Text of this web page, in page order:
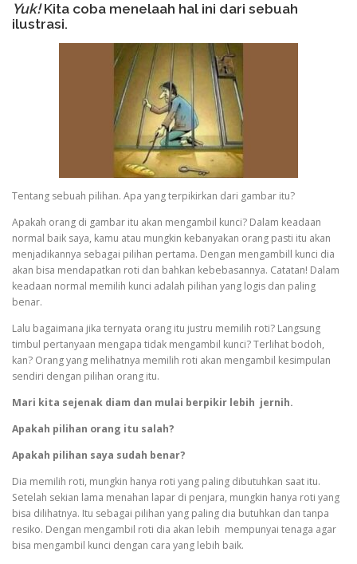
Yuk!Kita coba menelaah hal ini dari sebuah
ilustrasi.
Tentang sebuah pilihan. Apa yang terpikirkan dari gambar itu?
Apakah orang di gambar itu akan mengambil kunci? Dalam keadaan
normal baik saya, kamu atau mungkin kebanyakan orang pasti itu akan
menjadikannya sebagai pilihan pertama. Dengan mengambill kunci dia
akan bisa mendapatkan roti dan bahkan kebebasannya. Catatan! Dalam
keadaan normal memilih kunci adalah pilihan yang logis dan paling
benar.
Lalu bagaimana jika ternyata orang itu justru memilih roti? Langsung
timbul pertanyaan mengapa tidak mengambil kunci? Terlihat bodoh,
kan? Orang yang melihatnya memilih roti akan mengambil kesimpulan
sendiri dengan pilihan orang itu.
Mari kita sejenak diam dan mulai berpikir lebih jernih.
Apakah pilihan orang itu salah?
Apakah pilihan saya sudah benar?
Dia memilih roti, mungkin hanya roti yang paling dibutuhkan saat itu.
Setelah sekian lama menahan lapar di penjara, mungkin hanya roti yang
bisa dilihatnya. Itu sebagai pilihan yang paling dia butuhkan dan tanpa
resiko. Dengan mengambil roti dia akan lebih mempunyai tenaga agar
bisa mengambil kunci dengan cara yang lebih baik.